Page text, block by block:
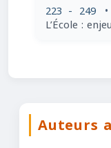
223 - 249
L’École :
Auteurs